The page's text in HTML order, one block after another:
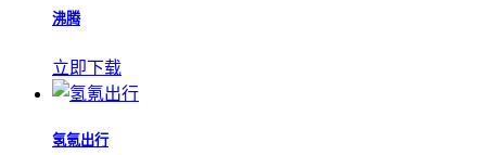
沸腾
立即下载
氢氪出行